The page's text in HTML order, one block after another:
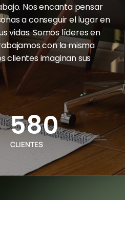
Nos encanta pensar
a conseguir el lugar en
vidas. Somos líderes en
con la misma
clientes imaginan sus
580
CLIENTES